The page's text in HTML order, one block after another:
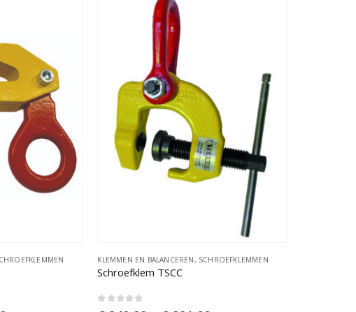
KLEMMEN EN BALANCEREN, SCHROEFKLEMMEN
Schroefklem TSCC